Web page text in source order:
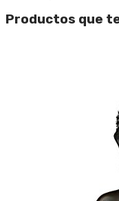
Productos que